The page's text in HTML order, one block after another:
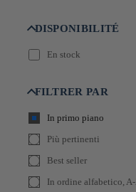
DISPONIBILITÉ
En stock
FILTRER PAR
In primo piano
Più pertinenti
Best seller
In ordine alfabetico,